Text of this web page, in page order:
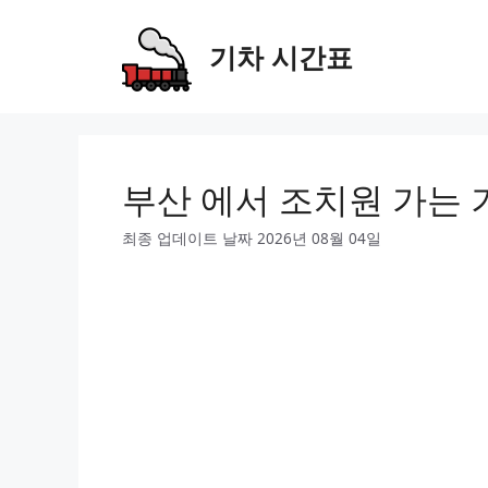
기차 시간표
부산 에서 조치원 가는
최종 업데이트 날짜 2026년 08월 04일